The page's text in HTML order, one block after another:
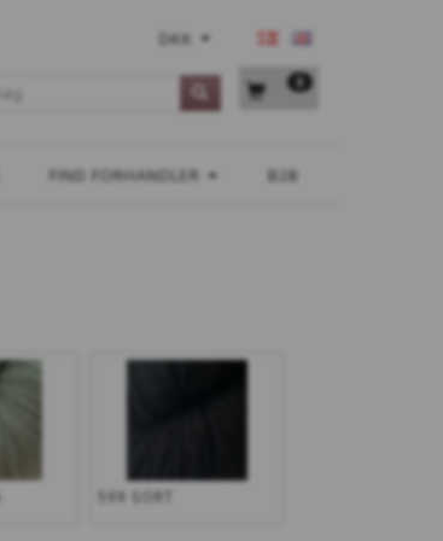
DKK
0
FIND FORHANDLER B2B
599 SORT